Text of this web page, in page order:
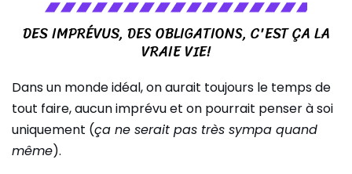
DES IMPRÉVUS, DES OBLIGATIONS, C'EST ÇA LA
VRAIE VIE!
Dans un monde idéal, on aurait toujours le temps de
tout faire, aucun imprévu et on pourrait penser à soi
uniquement (ça ne serait pas très sympa quand
même).